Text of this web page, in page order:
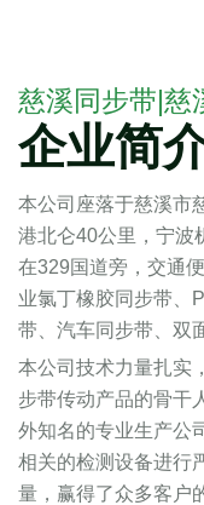
慈溪同步带|慈
企业简
本公司座落于慈溪市
港北仑40公里，宁波
在329国道旁，交通
业氯丁橡胶同步带、
带、汽车同步带、双
本公司技术力量扎实
步带传动产品的骨干
外知名的专业生产公
相关的检测设备进行
量，赢得了众多客户